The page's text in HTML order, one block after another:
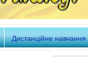
Дистанційне навчання